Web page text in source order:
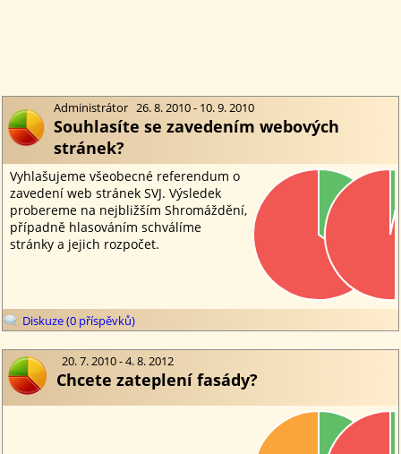
Administrátor 26. 8. 2010 - 10. 9. 2010
Souhlasíte se zavedením webových
stránek?
Diskuze (0 příspěvků)
20. 7. 2010 - 4. 8. 2012
Chcete zateplení fasády?